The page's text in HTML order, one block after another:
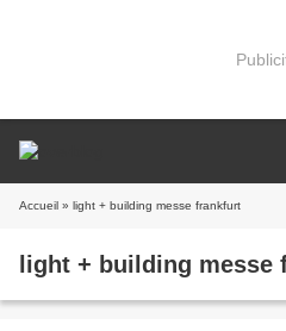
Accueil » light + building messe frankfurt
light + building messe